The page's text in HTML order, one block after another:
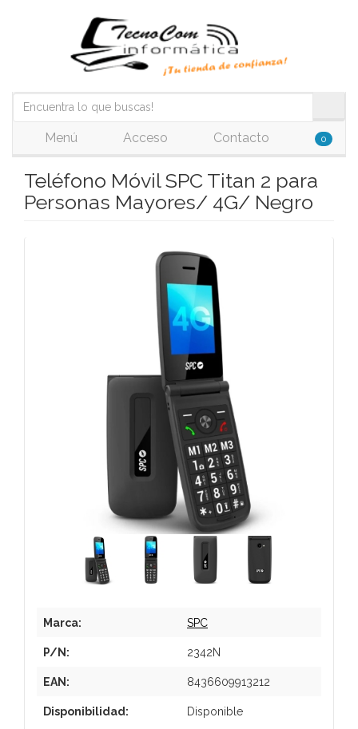
Menú Acceso Contacto 0
Teléfono Móvil SPC Titan 2 para
Personas Mayores/ 4G/ Negro
Marca: SPC
P/N: 2342N
EAN: 8436609913212
Disponibilidad: Disponible